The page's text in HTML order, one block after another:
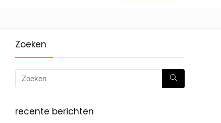
Zoeken
recente berichten